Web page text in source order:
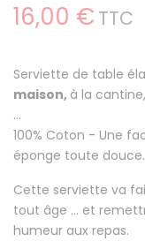
16,00 € TTC
Serviette de table
maison, à la
...
100% Coton - Une
éponge toute douce.
Cette serviette va
tout âge ... et
humeur aux repas.